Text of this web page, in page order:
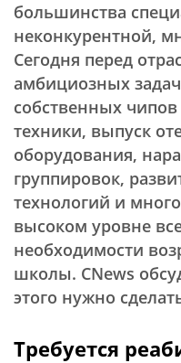
большинства
неконкурентной,
Сегодня перед
амбициозных
собственных
техники, выпуск
оборудования,
группировок,
технологий и
высоком уровне
необходимости
школы. CNews
этого нужно
Требуется